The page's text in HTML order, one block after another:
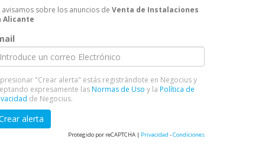
avisamos sobre los anuncios de Venta de Instalaciones
Alicante
"Crear alerta" estás registrándote en Negocius y
expresamente lasNormas de Uso y la Política de
de Negocius.
alerta
Protegido por reCAPTCHA | Privacidad -Condiciones